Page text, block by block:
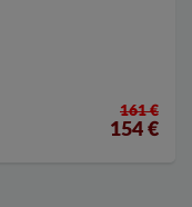
161 €
154 €